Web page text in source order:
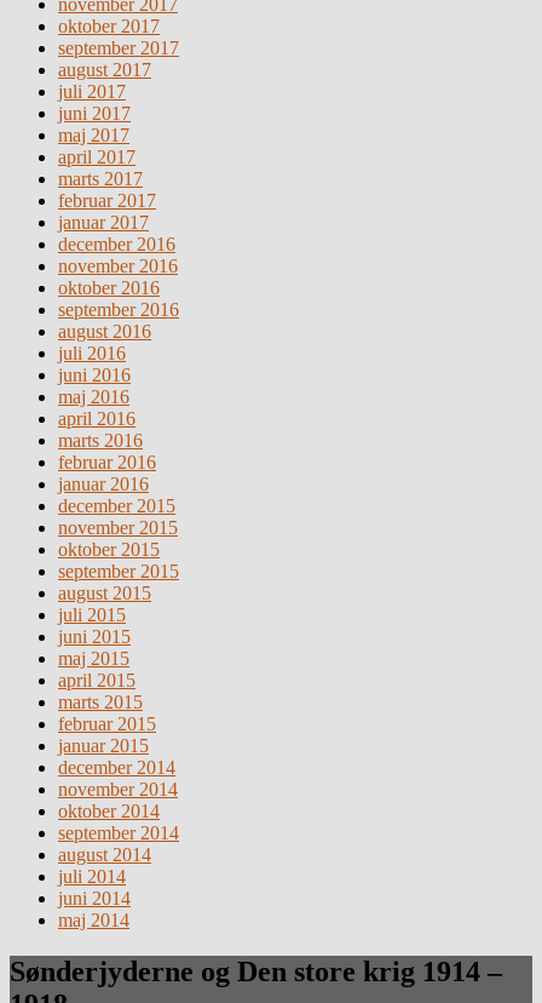
oktober 2017
september 2017
august 2017
juli 2017
juni 2017
maj 2017
april 2017
marts 2017
februar 2017
januar 2017
december 2016
november 2016
oktober 2016
september 2016
august 2016
juli 2016
juni 2016
maj 2016
april 2016
marts 2016
februar 2016
januar 2016
december 2015
november 2015
oktober 2015
september 2015
august 2015
juli 2015
juni 2015
maj 2015
april 2015
marts 2015
februar 2015
januar 2015
december 2014
november 2014
oktober 2014
september 2014
august 2014
juli 2014
juni 2014
maj 2014
Sønderjyderne og Den store krig 1914 –